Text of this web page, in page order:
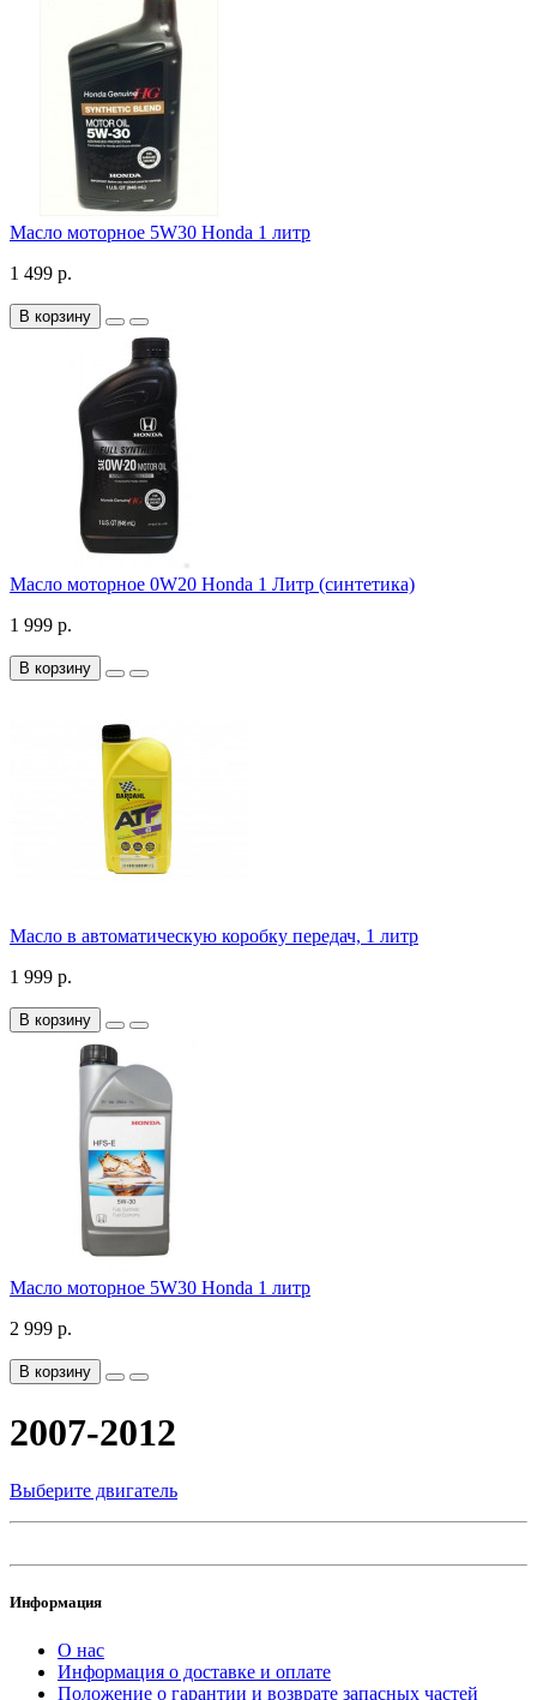
Масло моторное 5W30 Honda 1 литр
1 499 р.
В корзину
Масло моторное 0W20 Honda 1 Литр (синтетика)
1 999 р.
В корзину
Масло в автоматическую коробку передач, 1 литр
1 999 р.
В корзину
Масло моторное 5W30 Honda 1 литр
2 999 р.
В корзину
2007-2012
Выберите двигатель
Информация
О нас
Информация о доставке и оплате
Положение о гарантии и возврате запасных частей